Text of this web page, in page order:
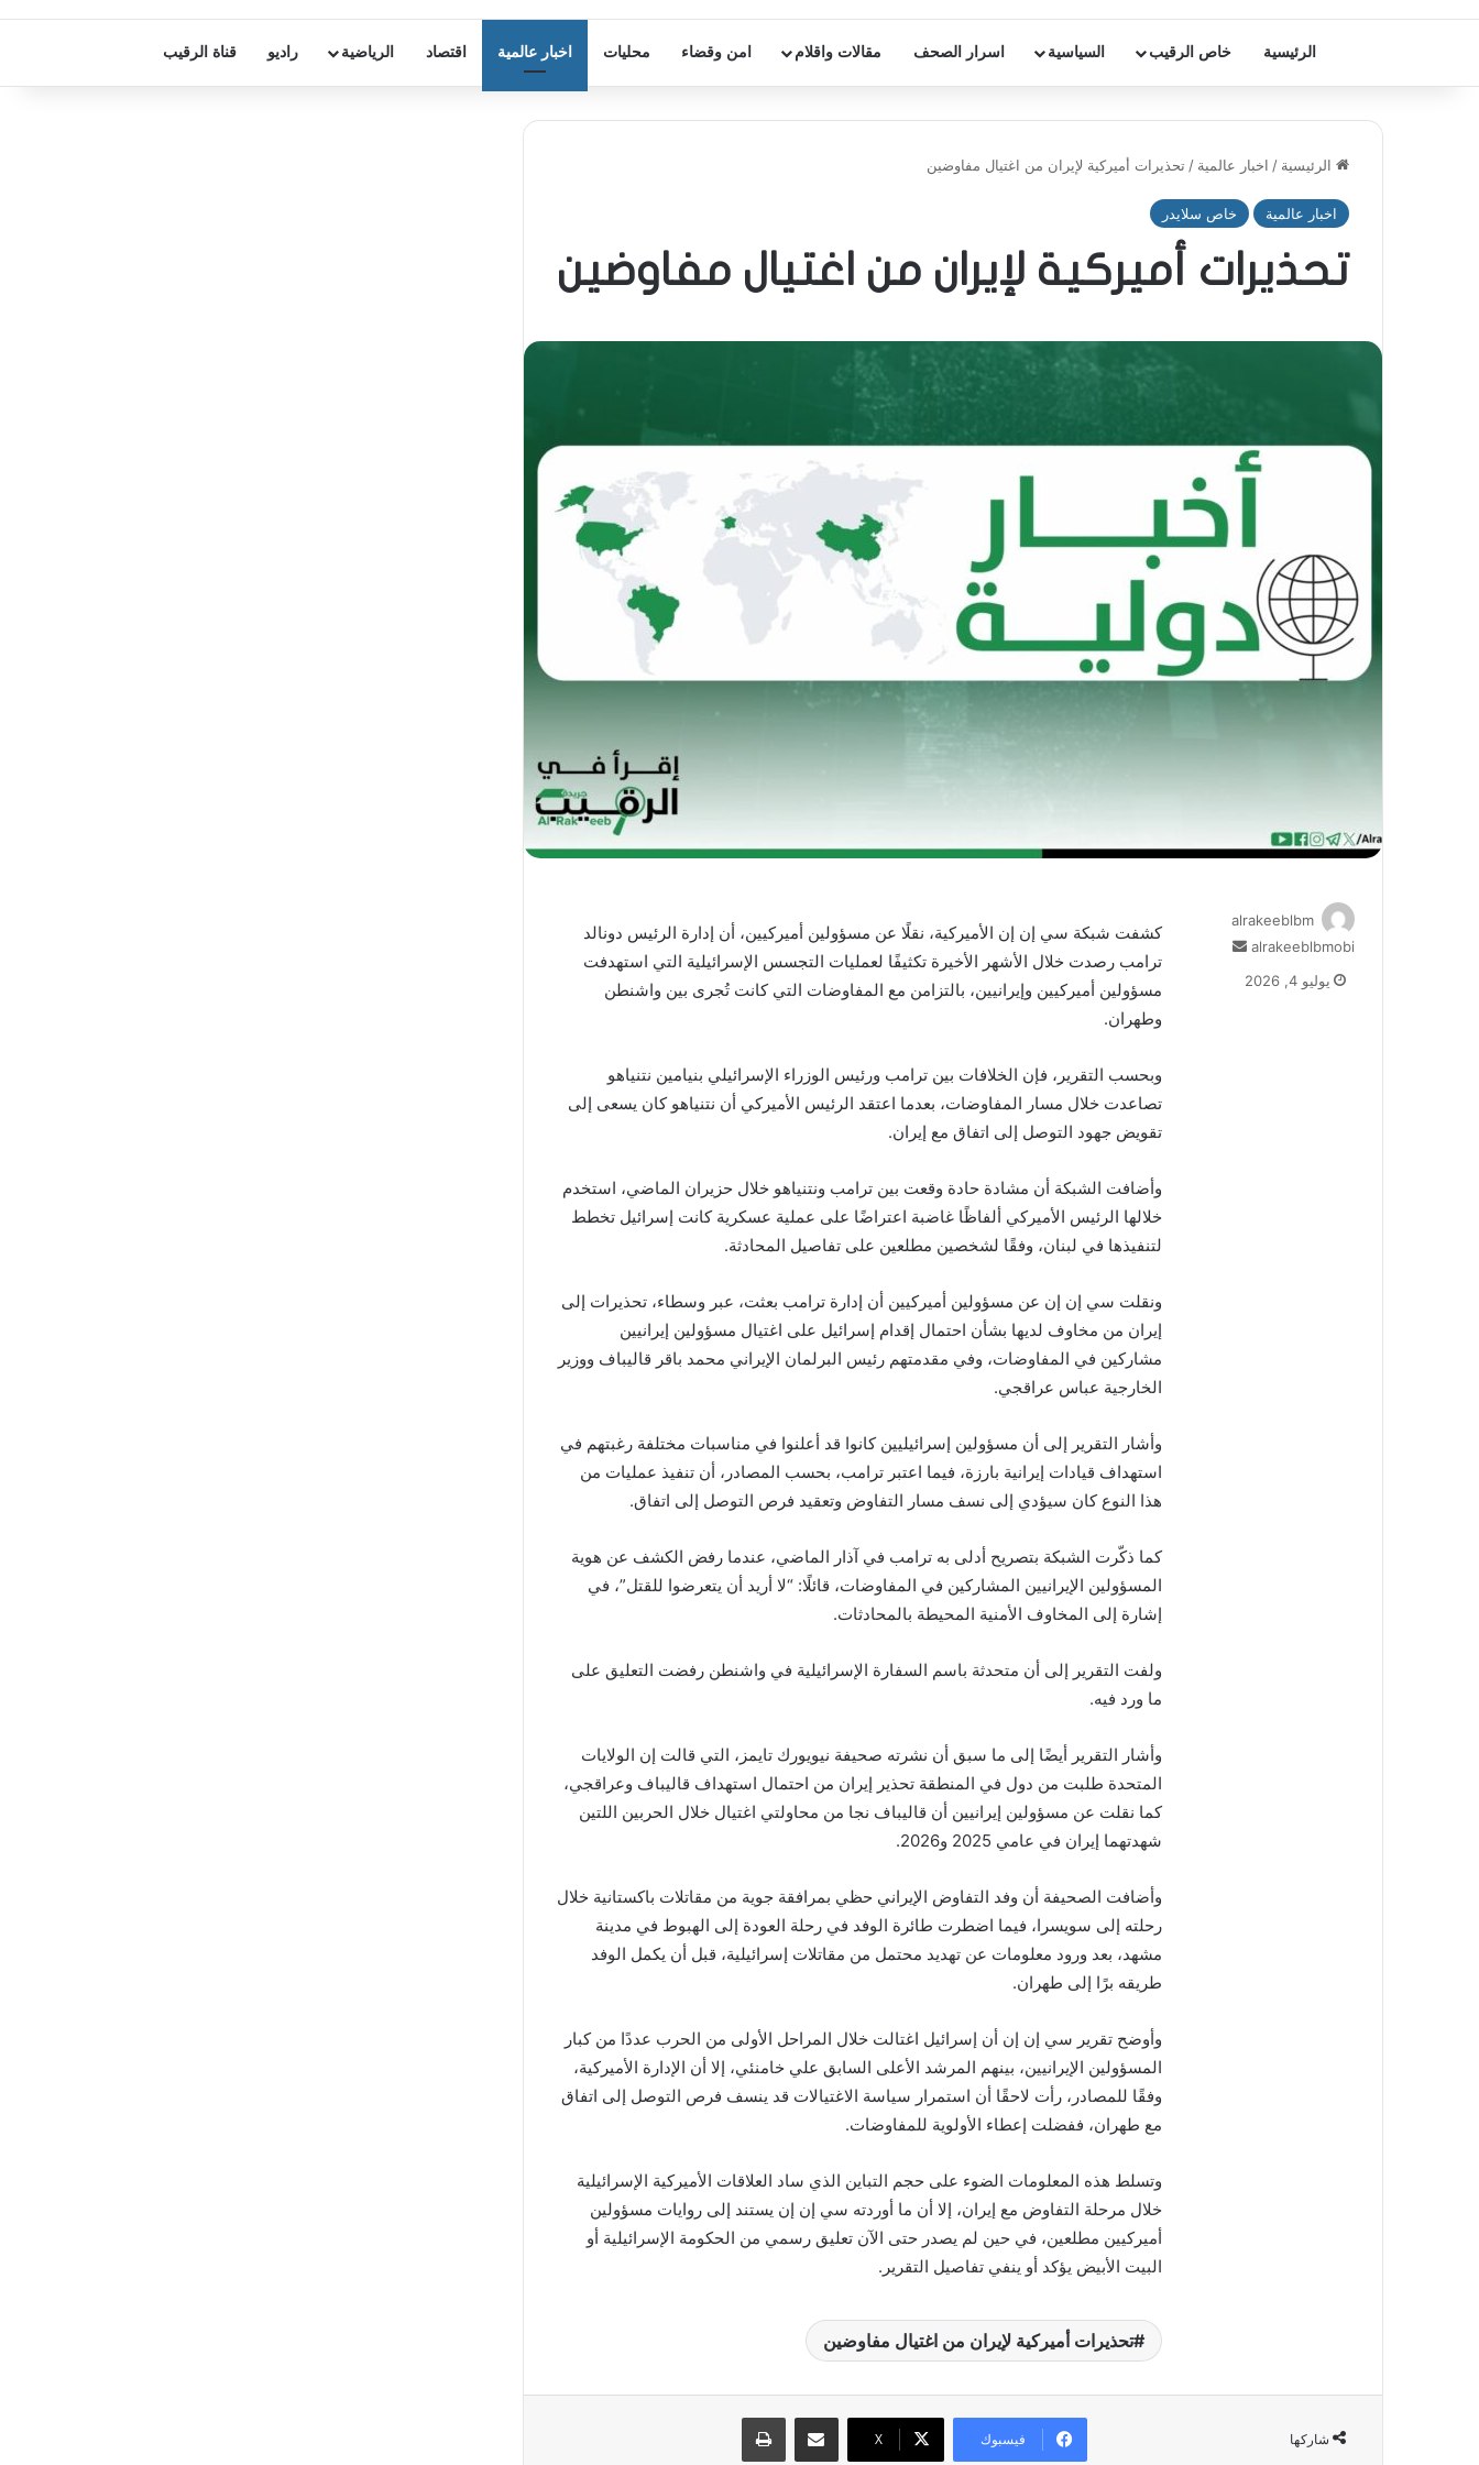
الرئيسية خاص الرقيب السياسية اسرار الصحف مقالات واقلام امن وقضاء محليات اخبار عالمية اقتصاد الرياضية راديو قناة الرقيب
الرئيسية / اخبار عالمية / تحذيرات أميركية لإيران من اغتيال مفاوضين
اخبار عالمية خاص سلايدر
تحذيرات أميركية لإيران من اغتيال مفاوضين
كشفت شبكة سي إن إن الأميركية، نقلًا عن مسؤولين أميركيين، أن إدارة الرئيس دونالد
ترامب رصدت خلال الأشهر الأخيرة تكثيفًا لعمليات التجسس الإسرائيلية التي استهدفت
مسؤولين أميركيين وإيرانيين، بالتزامن مع المفاوضات التي كانت تُجرى بين واشنطن
وطهران.
وبحسب التقرير، فإن الخلافات بين ترامب ورئيس الوزراء الإسرائيلي بنيامين نتنياهو
تصاعدت خلال مسار المفاوضات، بعدما اعتقد الرئيس الأميركي أن نتنياهو كان يسعى إلى
تقويض جهود التوصل إلى اتفاق مع إيران.
وأضافت الشبكة أن مشادة حادة وقعت بين ترامب ونتنياهو خلال حزيران الماضي، استخدم
خلالها الرئيس الأميركي ألفاظًا غاضبة اعتراضًا على عملية عسكرية كانت إسرائيل تخطط
لتنفيذها في لبنان، وفقًا لشخصين مطلعين على تفاصيل المحادثة.
ونقلت سي إن إن عن مسؤولين أميركيين أن إدارة ترامب بعثت، عبر وسطاء، تحذيرات إلى
إيران من مخاوف لديها بشأن احتمال إقدام إسرائيل على اغتيال مسؤولين إيرانيين
مشاركين في المفاوضات، وفي مقدمتهم رئيس البرلمان الإيراني محمد باقر قاليباف ووزير
الخارجية عباس عراقجي.
وأشار التقرير إلى أن مسؤولين إسرائيليين كانوا قد أعلنوا في مناسبات مختلفة رغبتهم في
استهداف قيادات إيرانية بارزة، فيما اعتبر ترامب، بحسب المصادر، أن تنفيذ عمليات من
هذا النوع كان سيؤدي إلى نسف مسار التفاوض وتعقيد فرص التوصل إلى اتفاق.
كما ذكّرت الشبكة بتصريح أدلى به ترامب في آذار الماضي، عندما رفض الكشف عن هوية
المسؤولين الإيرانيين المشاركين في المفاوضات، قائلًا: “لا أريد أن يتعرضوا للقتل”، في
إشارة إلى المخاوف الأمنية المحيطة بالمحادثات.
ولفت التقرير إلى أن متحدثة باسم السفارة الإسرائيلية في واشنطن رفضت التعليق على
ما ورد فيه.
وأشار التقرير أيضًا إلى ما سبق أن نشرته صحيفة نيويورك تايمز، التي قالت إن الولايات
المتحدة طلبت من دول في المنطقة تحذير إيران من احتمال استهداف قاليباف وعراقجي،
كما نقلت عن مسؤولين إيرانيين أن قاليباف نجا من محاولتي اغتيال خلال الحربين اللتين
شهدتهما إيران في عامي 2025 و2026.
وأضافت الصحيفة أن وفد التفاوض الإيراني حظي بمرافقة جوية من مقاتلات باكستانية خلال
رحلته إلى سويسرا، فيما اضطرت طائرة الوفد في رحلة العودة إلى الهبوط في مدينة
مشهد، بعد ورود معلومات عن تهديد محتمل من مقاتلات إسرائيلية، قبل أن يكمل الوفد
طريقه برًا إلى طهران.
وأوضح تقرير سي إن إن أن إسرائيل اغتالت خلال المراحل الأولى من الحرب عددًا من كبار
المسؤولين الإيرانيين، بينهم المرشد الأعلى السابق علي خامنئي، إلا أن الإدارة الأميركية،
وفقًا للمصادر، رأت لاحقًا أن استمرار سياسة الاغتيالات قد ينسف فرص التوصل إلى اتفاق
مع طهران، ففضلت إعطاء الأولوية للمفاوضات.
وتسلط هذه المعلومات الضوء على حجم التباين الذي ساد العلاقات الأميركية الإسرائيلية
خلال مرحلة التفاوض مع إيران، إلا أن ما أوردته سي إن إن يستند إلى روايات مسؤولين
أميركيين مطلعين، في حين لم يصدر حتى الآن تعليق رسمي من الحكومة الإسرائيلية أو
البيت الأبيض يؤكد أو ينفي تفاصيل التقرير.
تحذيرات أميركية لإيران من اغتيال مفاوضين
alrakeeblbm
alrakeeblbmobi
أرسل
يوليو 4, 2026
شاركها فيسبوك X
مشاركة عبر البريد طباعة